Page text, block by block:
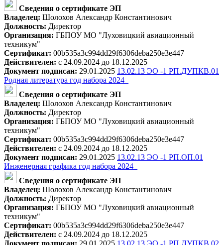
Сведения о сертификате ЭП
Владелец: Шолохов Александр Константинович
Должность: Директор
Организация: ГБПОУ МО "Луховицкий авиационный
техникум"
Сертификат: 00b535a3c994dd29f6306deba250e3e447
Действителен: с 24.09.2024 до 18.12.2025
Документ подписан: 29.01.2025 13.02.13 ЭО -1 РП.ДУПКВ.01
Родная литература год набора 2024_
Сведения о сертификате ЭП
Владелец: Шолохов Александр Константинович
Должность: Директор
Организация: ГБПОУ МО "Луховицкий авиационный
техникум"
Сертификат: 00b535a3c994dd29f6306deba250e3e447
Действителен: с 24.09.2024 до 18.12.2025
Документ подписан: 29.01.2025 13.02.13 ЭО -1 РП.ОП.01
Инженерная графика год набора 2024_
Сведения о сертификате ЭП
Владелец: Шолохов Александр Константинович
Должность: Директор
Организация: ГБПОУ МО "Луховицкий авиационный
техникум"
Сертификат: 00b535a3c994dd29f6306deba250e3e447
Действителен: с 24.09.2024 до 18.12.2025
Документ подписан: 29.01.2025 13.02.13 ЭО -1 РП.ДУПКВ.02